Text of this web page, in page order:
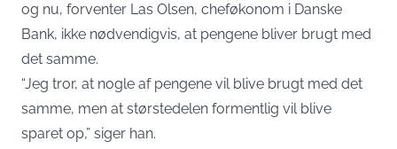
og nu, forventer Las Olsen, cheføkonom i Danske
Bank, ikke nødvendigvis, at pengene bliver brugt med
det samme.
“Jeg tror, at nogle af pengene vil blive brugt med det
samme, men at størstedelen formentlig vil blive
sparet op,” siger han.